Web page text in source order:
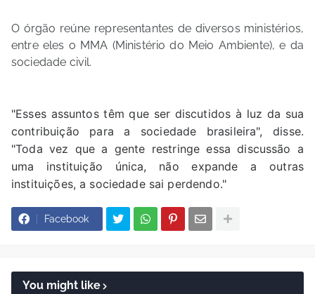
O órgão reúne representantes de diversos ministérios,
entre eles o MMA (Ministério do Meio Ambiente), e da
sociedade civil.
"Esses assuntos têm que ser discutidos à luz da sua
contribuição para a sociedade brasileira", disse.
"Toda vez que a gente restringe essa discussão a
uma instituição única, não expande a outras
instituições, a sociedade sai perdendo."
Facebook
You might like